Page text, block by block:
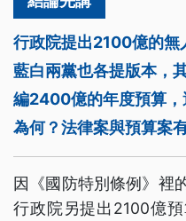
行政院提出2100億的無
藍白兩黨也各提版本，
編2400億的年度預算
為何？法律案與預算案
因《國防特別條例》裡
行政院另提出2100億